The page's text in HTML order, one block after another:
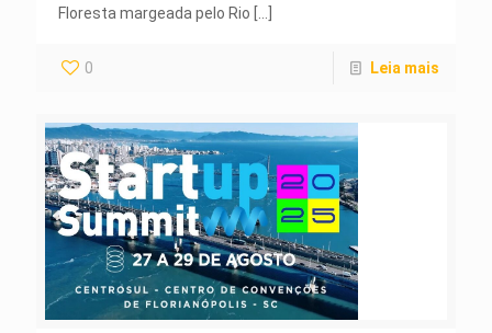
Floresta margeada pelo Rio
0 Leia mais